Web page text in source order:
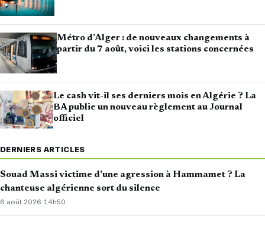
Métro d’Alger : de nouveaux changements à
partir du 7 août, voici les stations concernées
Le cash vit-il ses derniers mois en Algérie ? La
BA publie un nouveau règlement au Journal
officiel
DERNIERS ARTICLES
Souad Massi victime d’une agression à Hammamet ? La
chanteuse algérienne sort du silence
6 août 2026· 14h50